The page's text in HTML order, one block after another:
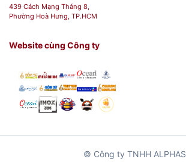
439 Cách Mạng Tháng 8,
Phường Hoà Hưng, TP.HCM
Website cùng Công ty
© Công ty TNHH ALPHAS